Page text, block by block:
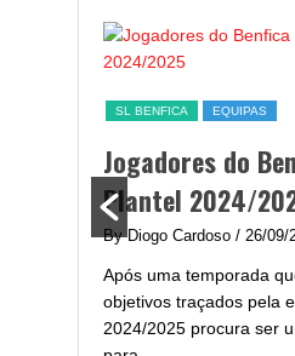
SL BENFICA EQUIPAS
Jogadores do
Plantel 2024/
By Diogo Cardoso / 26/09/
Após uma temporada
objetivos traçados pela
2024/2025 procura ser